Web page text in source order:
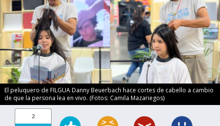
El peluquero de FILGUA Danny Beuerbach hace cortes de cabello a cambio
de que la persona lea en vivo. (Fotos: Camila Mazariegos)
2